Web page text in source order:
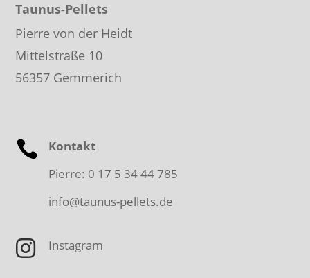
Taunus-Pellets
Pierre von der Heidt
Mittelstraße 10
56357 Gemmerich

Kontakt
Pierre: 0 17 5 34 44 785
info@taunus-pellets.de
 Instagram